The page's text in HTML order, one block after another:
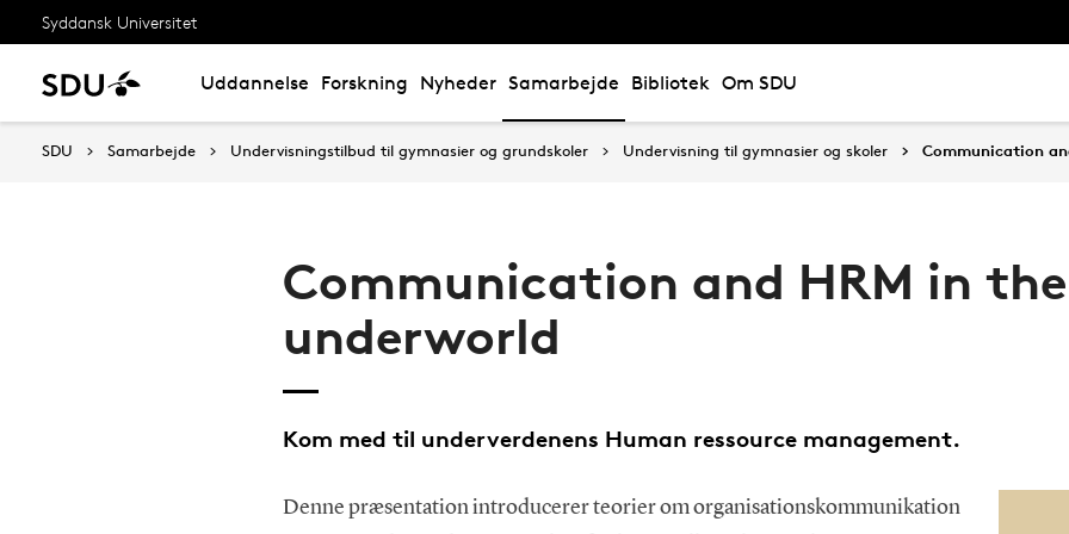
Syddansk Universitet
Uddannelse Forskning Nyheder Samarbejde Bibliotek Om SDU
SDU Samarbejde Undervisningstilbud til gymnasier og grundskoler Undervisning til gymnasier og skoler Communication
Communication and HRM in the
underworld
Kom med til underverdenens Human ressource management.
Denne præsentation introducerer teorier om organisationskommunikation